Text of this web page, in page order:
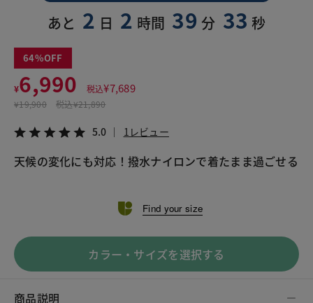
あと 2 日 2 時間 39 分 33 秒
64
¥6,990 税込¥7,689
¥19,900 税込¥21,890
5.0 1レビュー
天候の変化にも対応！撥水ナイロンで着たまま過ごせる
Find your size
カラー・サイズを選択する
商品説明